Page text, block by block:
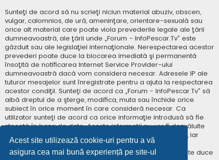
Acest site utilizează cookie-uri pentru a vă
asigura cea mai bună experiență pe site-ul
Sunteţi de acord să nu scrieţi niciun material abuziv, obscen,
vulgar, calomnios, de ură, ameninţare, orientare-sexuală sau
orice alt material care poate viola prevederile legale ale ţării
dumneavoastră, ale ţării unde „Forum - InfoPescar.Tv” este
găzduit sau ale legislaţiei internaţionale. Nerespectarea acestor
prevederi poate duce la blocarea imediată şi permanentă
însoţită de notificarea Internet Service Provider-ului
dumneavoastră dacă vom considera necesar. Adresele IP ale
tuturor mesajelor sunt înregistrate pentru a ajuta la respectarea
acestor condiţii. Sunteţi de acord ca „Forum - InfoPescar.Tv” să
aibă dreptul de a şterge, modifica, muta sau închide orice
subiect în orice moment în care consideră necesar. Ca
utilizator sunteţi de acord ca orice informaţie introdusă să fie
stocată în baza de date. Aceste informaţii nu vor fi dezvăluite
niciunei terţe părţi fără consimţământul dumneavoastră, iar
„Forum - InfoPescar.Tv” sau phpBB nu pot fi consideraţi
responsabili pentru vreo încercare de hacking care poate duce